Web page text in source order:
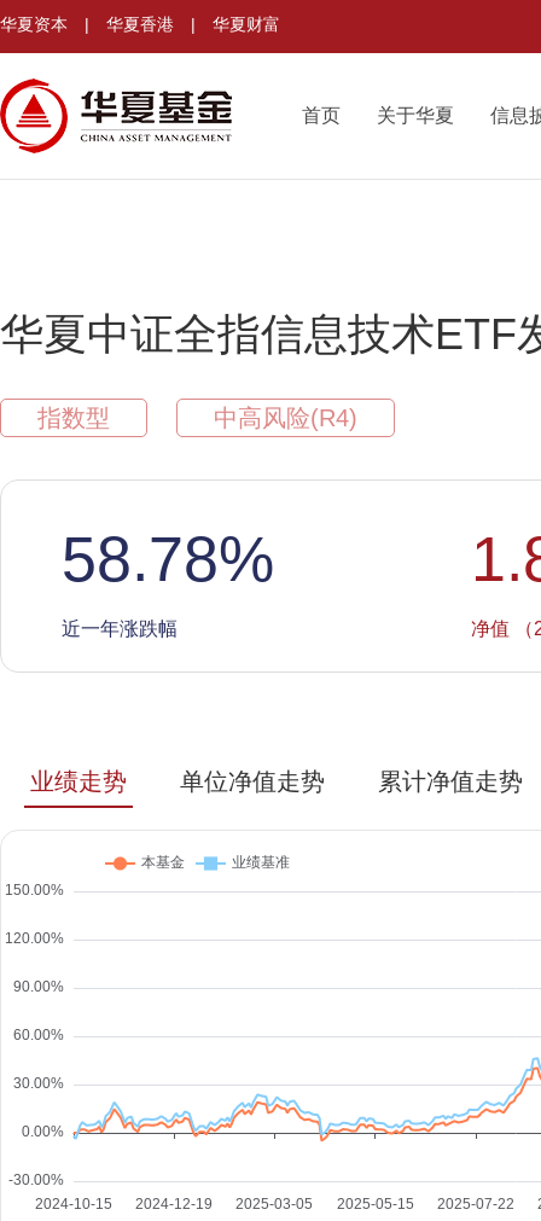
华夏资本 | 华夏香港 | 华夏财富
首页 关于华夏 信息
华夏中证全指信息技术ETF
指数型 中高风险(R4)
58.78%
近一年涨跌幅 净值 （
业绩走势 单位净值走势 累计净值走势